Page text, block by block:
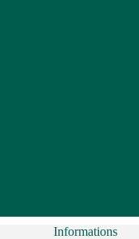
Informations